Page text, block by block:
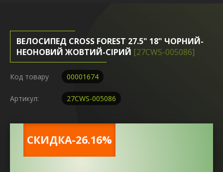
ВЕЛОСИПЕД CROSS FOREST 27.5" 18" ЧОРНИЙ-
НЕОНОВИЙ ЖОВТИЙ-СІРИЙ [27CWS-005086]
Код товару 00001674
Артикул: 27CWS-005086
CКИДКА-26.16%